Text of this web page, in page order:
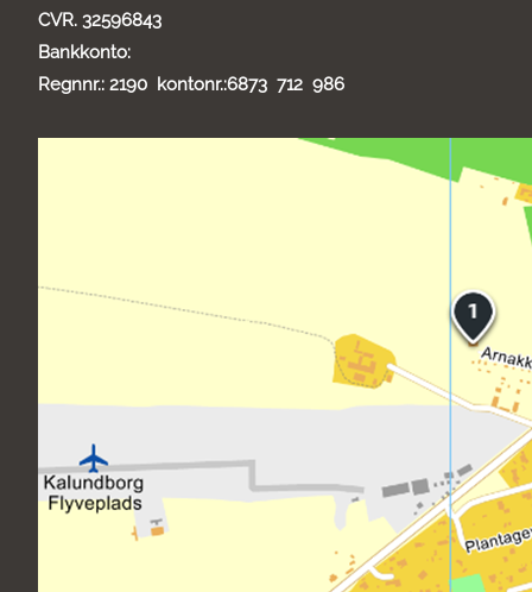
CVR. 32596843
Bankkonto:
Regnnr.: 2190 kontonr.:6873 712 986